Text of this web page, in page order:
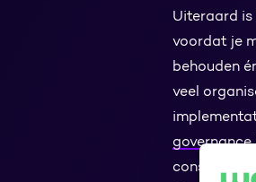
Uiteraard
voordat je
behouden
veel
governance